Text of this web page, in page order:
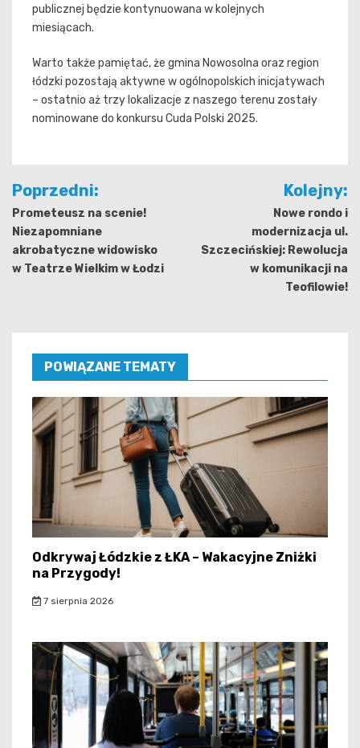
publicznej będzie kontynuowana w kolejnych
miesiącach.
Warto także pamiętać, że gmina Nowosolna oraz region
łódzki pozostają aktywne w ogólnopolskich inicjatywach
– ostatnio aż trzy lokalizacje z naszego terenu zostały
nominowane do konkursu Cuda Polski 2025.
Nawigacja
wpisu
Poprzedni:
Prometeusz na scenie!
Niezapomniane
akrobatyczne widowisko
w Teatrze Wielkim w Łodzi
Kolejny:
Nowe rondo i
modernizacja ul.
Szczecińskiej: Rewolucja
w komunikacji na
Teofilowie!
POWIĄZANE TEMATY
Odkrywaj Łódzkie z ŁKA – Wakacyjne Zniżki
na Przygody!
7 sierpnia 2026